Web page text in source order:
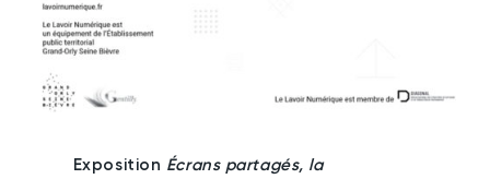
Exposition Écrans partagés, la